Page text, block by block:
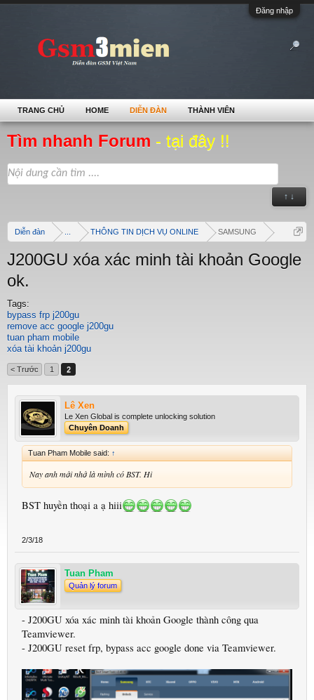
Đăng nhập
Tìm nhanh Forum - tại đây !!
↑ ↓
Diễn đàn THÔNG TIN DỊCH VỤ ONLINE SAMSUNG
J200GU xóa xác minh tài khoản Google
ok.
Tags:
bypass frp j200gu
remove acc google j200gu
tuan pham mobile
xóa tài khoản j200gu
< Trước 1 2
Lê Xen
Le Xen Global is complete unlocking solution
Chuyên Doanh
Tuan Pham Mobile said: ↑
Nay anh mới nhớ là mình có BST. Hi
BST huyền thoại a ạ hiii
2/3/18
Tuan Pham
Quản lý forum
- J200GU xóa xác minh tài khoản Google thành công qua
Teamviewer.
- J200GU reset frp, bypass acc google done via Teamviewer.
TRANG CHỦ HOME DIỄN ĐÀN THÀNH VIÊN